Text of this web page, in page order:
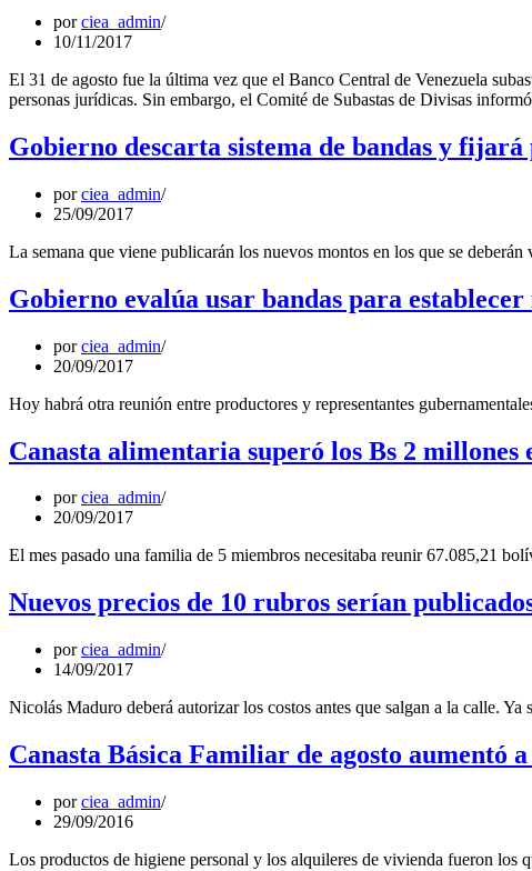
porciea_admin
10/11/2017
El 31 de agosto fue la última vez que el Banco Central de Venezuela
personas jurídicas. Sin embargo, el Comité de Subastas de Divisas
Gobierno descarta sistema de bandas y
porciea_admin
25/09/2017
La semana que viene publicarán los nuevos montos en los que se
Gobierno evalúa usar bandas para
porciea_admin
20/09/2017
Hoy habrá otra reunión entre productores y representantes
Canasta alimentaria superó los Bs 2 millones
porciea_admin
20/09/2017
El mes pasado una familia de 5 miembros necesitaba reunir 67.085,21
Nuevos precios de 10 rubros serían
porciea_admin
14/09/2017
Nicolás Maduro deberá autorizar los costos antes que salgan a la calle.
Canasta Básica Familiar de agosto aumentó
porciea_admin
29/09/2016
Los productos de higiene personal y los alquileres de vivienda fueron los